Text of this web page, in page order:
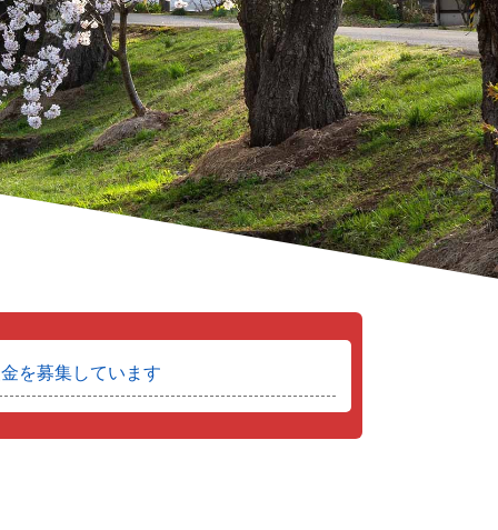
を募集しています